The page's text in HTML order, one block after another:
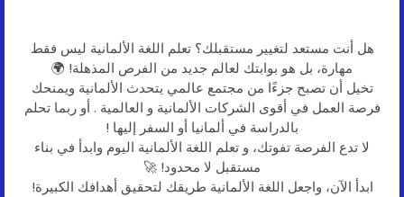
هل أنت مستعد لتغيير مستقبلك؟ تعلم اللغة الألمانية ليس فقط
مهارة، بل هو بوابتك لعالم جديد من الفرص المذهلة! 🌍
تخيل أن تصبح جزءًا من مجتمع عالمي يتحدث الألمانية ويمنحك
فرصة العمل في أقوى الشركات الألمانية و العالمية . أو ربما تحلم
بالدراسة في ألمانيا أو السفر إليها !
لا تدع الفرصة تفوتك، و تعلم اللغة الألمانية اليوم وابدأ في بناء
مستقبل لا محدود! 🚀
ابدأ الآن، واجعل اللغة الألمانية طريقك لتحقيق أهدافك الكبيرة!